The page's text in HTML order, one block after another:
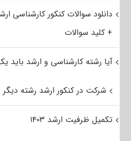
دانلود سوالات کنکور کارشناسی
+ کلید سوالات
آیا رشته کارشناسی و ارشد باید
شرکت در کنکور ارشد رشته دیگر
تکمیل ظرفیت ارشد ۱۴۰۳